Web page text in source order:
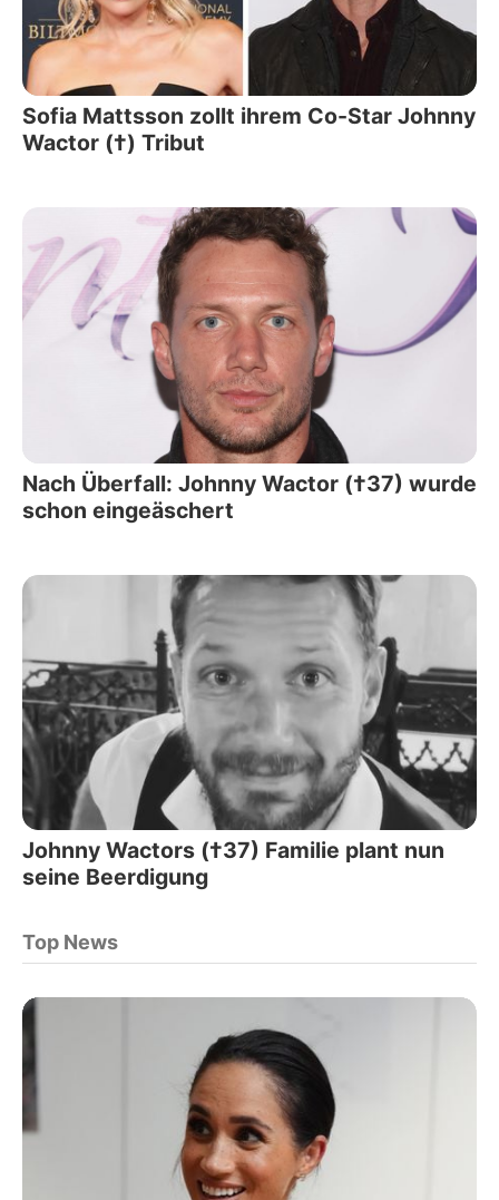
Sofia Mattsson zollt ihrem Co-Star Johnny
Wactor (†) Tribut
Nach Überfall: Johnny Wactor (†37) wurde
schon eingeäschert
Johnny Wactors (†37) Familie plant nun
seine Beerdigung
Top News